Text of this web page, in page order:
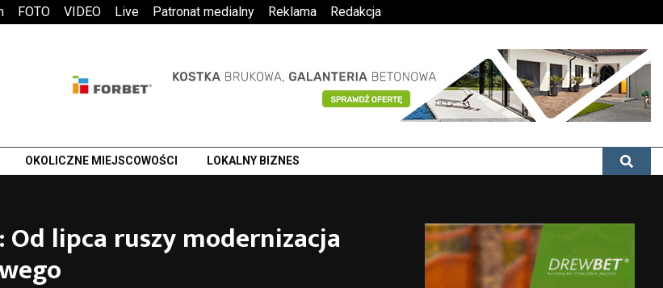
FOTO VIDEO Live Patronat medialny Reklama Redakcja
OKOLICZNE MIEJSCOWOŚCI LOKALNY BIZNES
Od lipca ruszy modernizacja